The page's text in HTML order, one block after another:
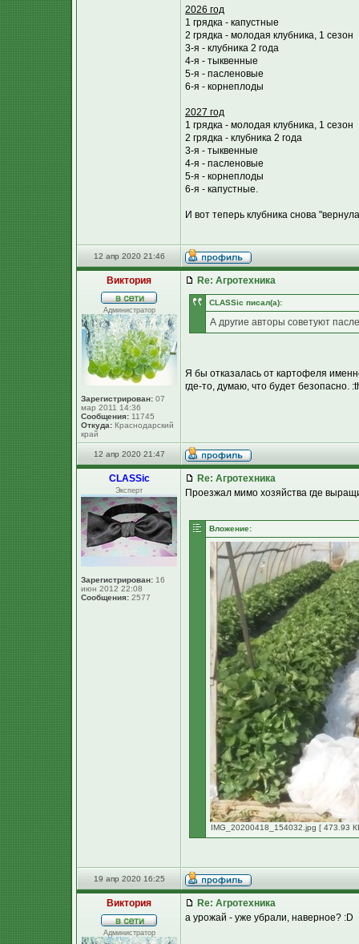
2026 год
1 грядка - капустные
2 грядка - молодая клубника, 1 сезон
3-я - клубника 2 года
4-я - тыквенные
5-я - пасленовые
6-я - корнеплоды
2027 год
1 грядка - молодая клубника, 1 сезон
2 грядка - клубника 2 года
3-я - тыквенные
4-я - пасленовые
5-я - корнеплоды
6-я - капустные.
И вот теперь клубника снова
12 апр 2020 21:46
Виктория
Администратор
Зарегистрирован: 07
мар 2011 14:36
Сообщения: 11745
Откуда: Краснодарский
край
Re: Агротехника
CLASSic писал(а):
А другие авторы советуют
Я бы отказалась от картофеля
где-то, думаю, что будет безопасно.
12 апр 2020 21:47
CLASSic
Эксперт
Зарегистрирован: 16
июн 2012 22:08
Сообщения: 2577
Re: Агротехника
Проезжал мимо хозяйства где
Вложение:
IMG_20200418_154032.jpg [ 473.93
19 апр 2020 16:25
Виктория
Администратор
Re: Агротехника
а урожай - уже убрали, наверное? :D